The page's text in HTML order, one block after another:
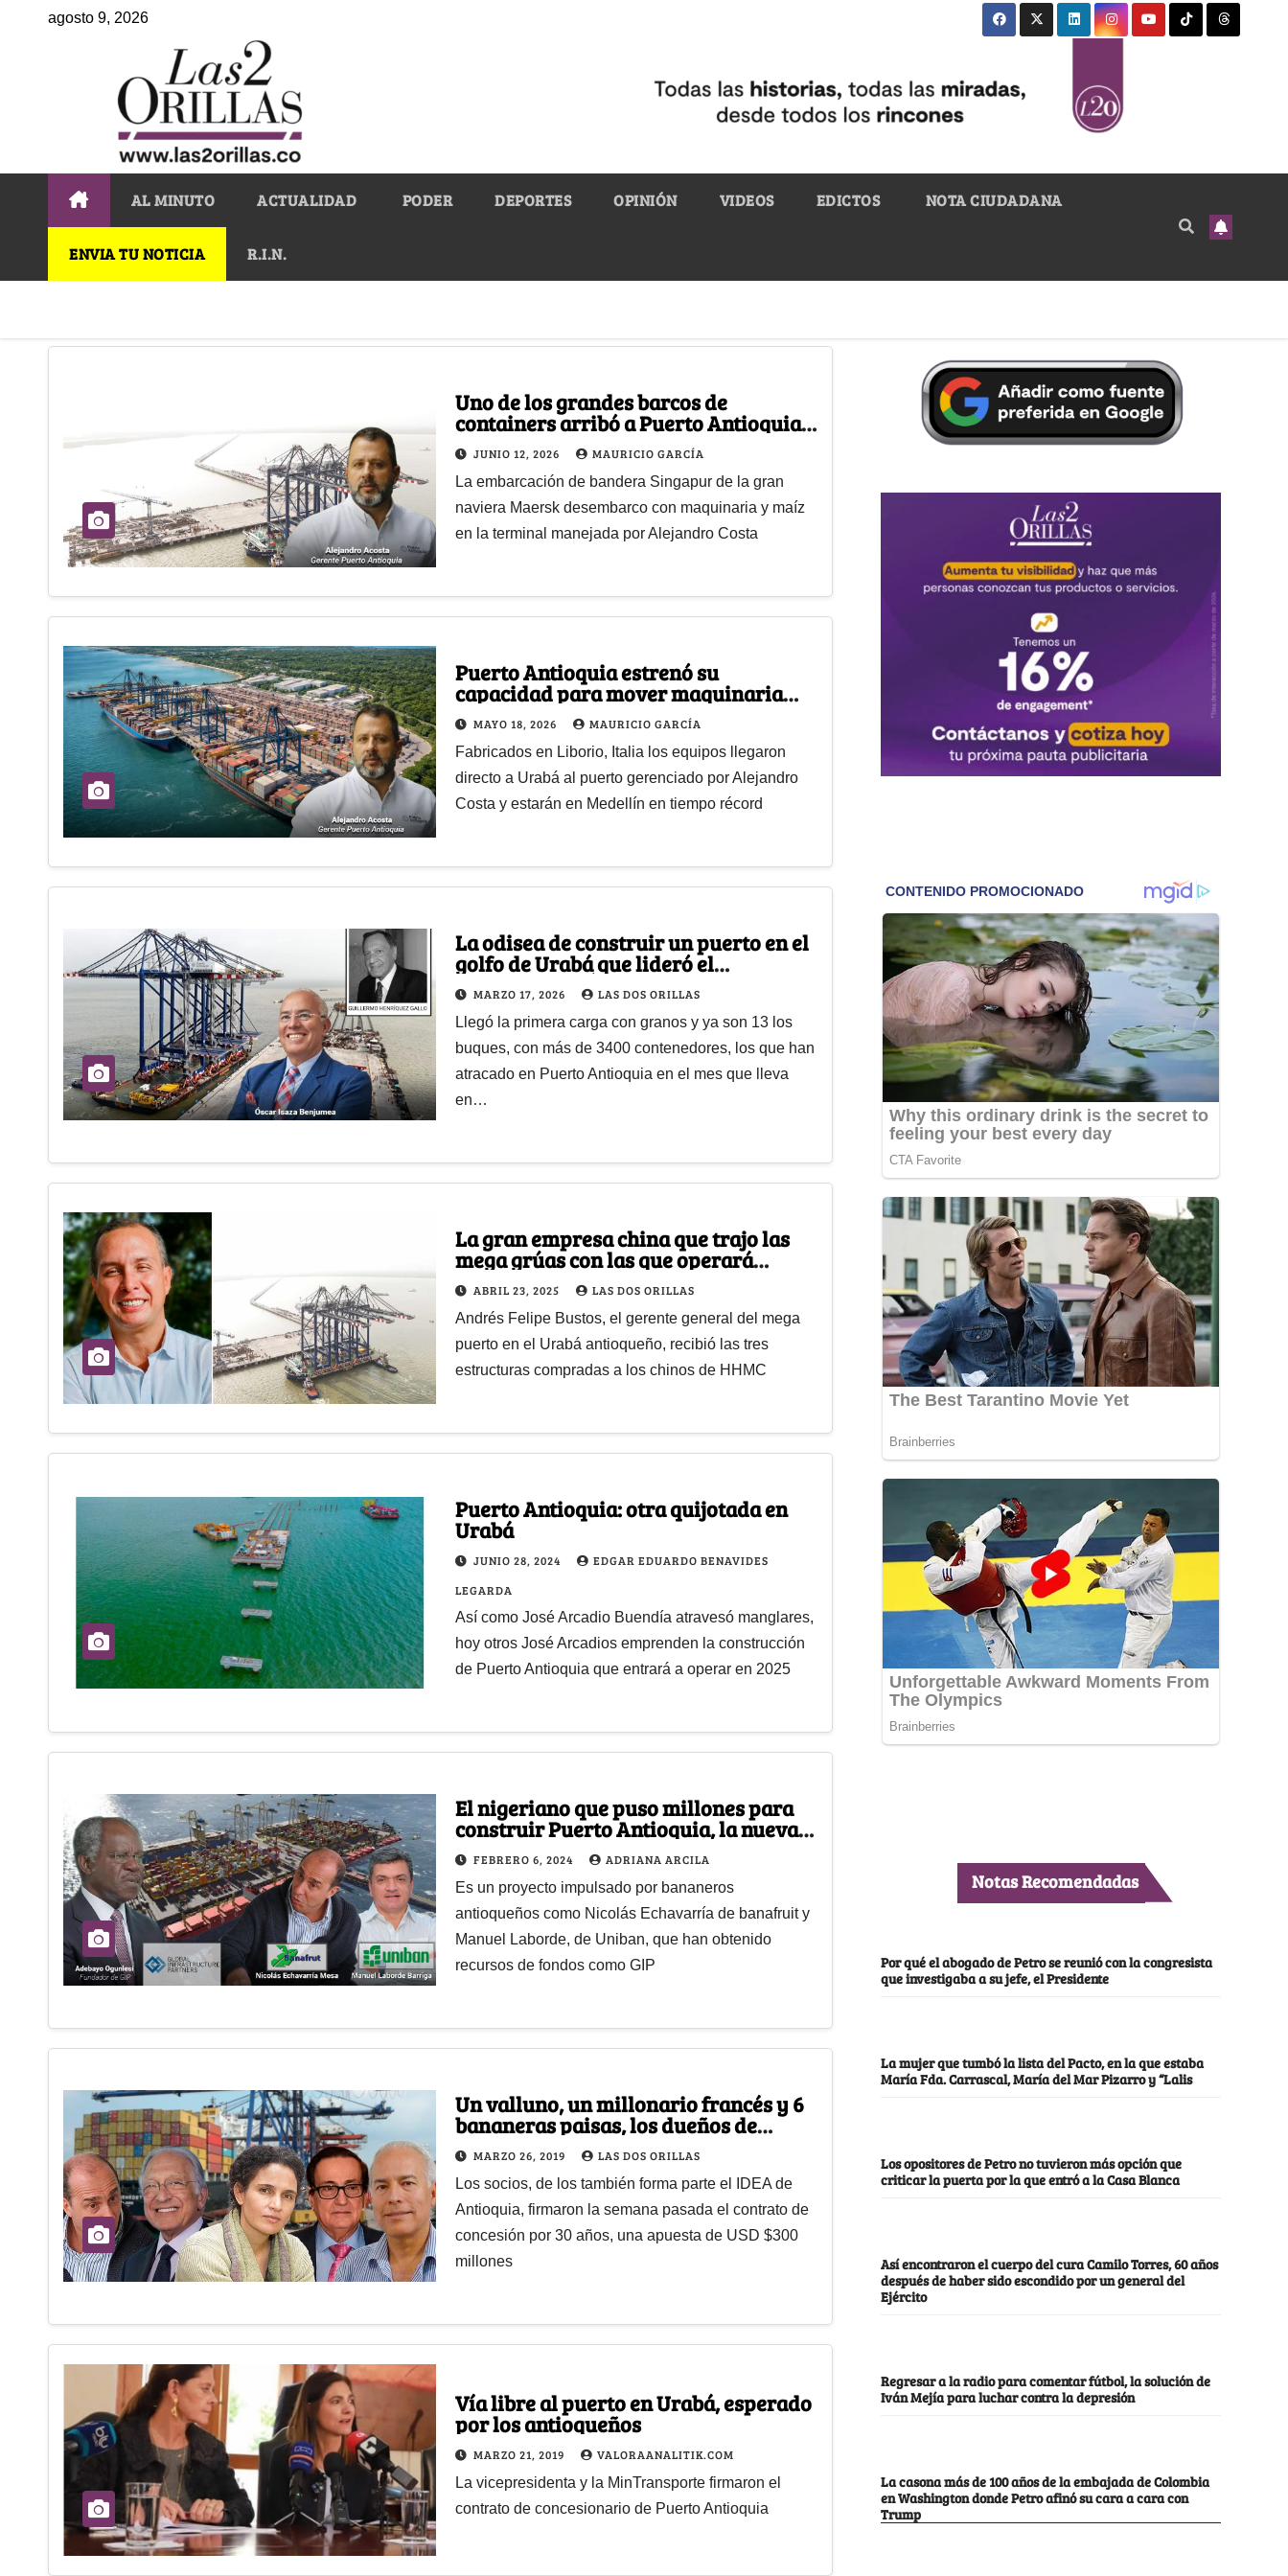
agosto 9, 2026
AL MINUTO ACTUALIDAD PODER DEPORTES OPINIÓN VIDEOS EDICTOS NOTA CIUDADANA
ENVIA TU NOTICIA R.I.N.
Uno de los grandes barcos de
containers arribó a Puerto Antioquia
en Urabá
JUNIO 12, 2026 MAURICIO GARCÍA
La embarcación de bandera Singapur de la gran
naviera Maersk desembarco con maquinaria y maíz
en la terminal manejada por Alejandro Costa
Puerto Antioquia estrenó su
capacidad para mover maquinaria
con 2 equipos para el metro
MAYO 18, 2026 MAURICIO GARCÍA
Fabricados en Liborio, Italia los equipos llegaron
directo a Urabá al puerto gerenciado por Alejandro
Costa y estarán en Medellín en tiempo récord
La odisea de construir un puerto en el
golfo de Urabá que lideró el
vallecaucano Óscar Isaza empezó a
dar frutos
MARZO 17, 2026 LAS DOS ORILLAS
Llegó la primera carga con granos y ya son 13 los
buques, con más de 3400 contenedores, los que han
atracado en Puerto Antioquia en el mes que lleva
en…
La gran empresa china que trajo las
mega grúas con las que operará
Puerto Antioquia
ABRIL 23, 2025 LAS DOS ORILLAS
Andrés Felipe Bustos, el gerente general del mega
puerto en el Urabá antioqueño, recibió las tres
estructuras compradas a los chinos de HHMC
Puerto Antioquia: otra quijotada en
Urabá
JUNIO 28, 2024
EDGAR EDUARDO BENAVIDES
LEGARDA
Así como José Arcadio Buendía atravesó manglares,
hoy otros José Arcadios emprenden la construcción
de Puerto Antioquia que entrará a operar en 2025
El nigeriano que puso millones para
construir Puerto Antioquia, la nueva
salida del banano de Urabá
FEBRERO 6, 2024 ADRIANA ARCILA
Es un proyecto impulsado por bananeros
antioqueños como Nicolás Echavarría de banafruit y
Manuel Laborde, de Uniban, que han obtenido
recursos de fondos como GIP
Un valluno, un millonario francés y 6
bananeras paisas, los dueños de
Puerto Antioquia
MARZO 26, 2019 LAS DOS ORILLAS
Los socios, de los también forma parte el IDEA de
Antioquia, firmaron la semana pasada el contrato de
concesión por 30 años, una apuesta de USD $300
millones
Vía libre al puerto en Urabá, esperado
por los antioqueños
MARZO 21, 2019 VALORAANALITIK.COM
La vicepresidenta y la MinTransporte firmaron el
contrato de concesionario de Puerto Antioquia
Notas Recomendadas
Por qué el abogado de Petro se reunió con la congresista
que investigaba a su jefe, el Presidente
La mujer que tumbó la lista del Pacto, en la que estaba
María Fda. Carrascal, María del Mar Pizarro y “Lalis
Los opositores de Petro no tuvieron más opción que
criticar la puerta por la que entró a la Casa Blanca
Así encontraron el cuerpo del cura Camilo Torres, 60 años
después de haber sido escondido por un general del
Ejército
Regresar a la radio para comentar fútbol, la solución de
Iván Mejía para luchar contra la depresión
La casona más de 100 años de la embajada de Colombia
en Washington donde Petro afinó su cara a cara con
Trump